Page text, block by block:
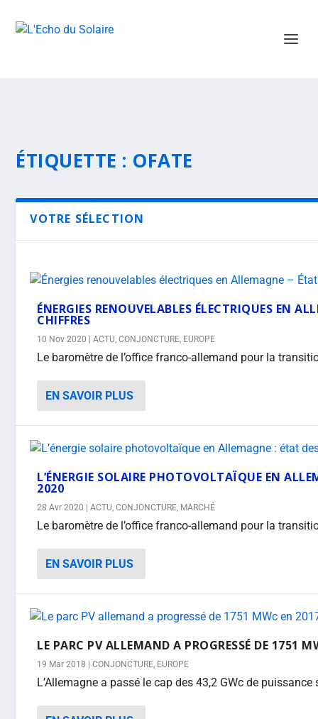
ÉTIQUETTE : OFATE
VOTRE SÉLECTION
ÉNERGIES RENOUVELABLES ÉLECTRIQUES EN
CHIFFRES
10 Nov 2020 |ACTU,CONJONCTURE, EUROPE
Le baromètre de l’office franco-allemand pour la
EN SAVOIR PLUS
L’ÉNERGIE SOLAIRE PHOTOVOLTAÏQUE EN
2020
28 Avr 2020 |ACTU,CONJONCTURE, MARCHÉ
Le baromètre de l’office franco-allemand pour la
EN SAVOIR PLUS
LE PARC PV ALLEMAND A PROGRESSÉ DE 1751
19 Mar 2018 |CONJONCTURE, EUROPE
L’Allemagne a passé le cap des 43,2 GWc de